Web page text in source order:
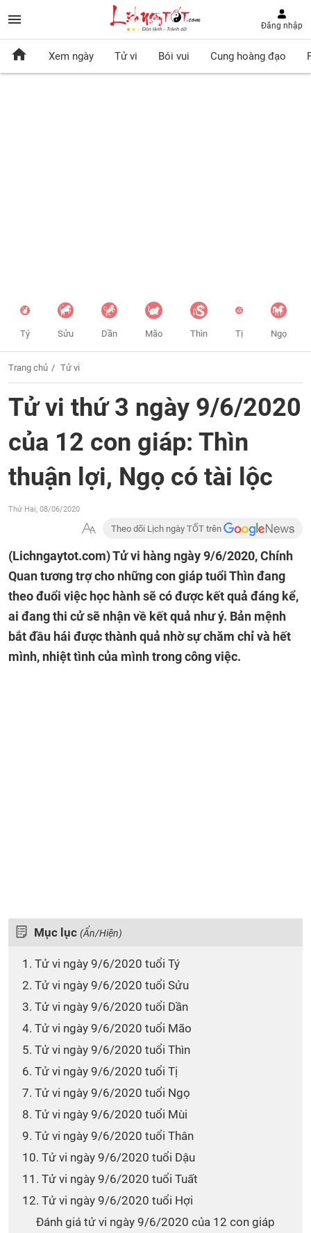
Đăng nhập
Xem ngày Tử vi Bói vui Cung hoàng đạo
Tý Sửu Dần Mão Thìn Tị Ngọ
Trang chủ Tử vi
Tử vi thứ 3 ngày 9/6/2020
của 12 con giáp: Thìn
thuận lợi, Ngọ có tài lộc
Thứ Hai, 08/06/2020
Theo dõi Lịch ngày TỐT trên
(Lichngaytot.com)Tử vi hàng ngày 9/6/2020, Chính
Quan tương trợ cho những con giáp tuổi Thìn đang
theo đuổi việc học hành sẽ có được kết quả đáng kể,
ai đang thi cử sẽ nhận về kết quả như ý. Bản mệnh
bắt đầu hái được thành quả nhờ sự chăm chỉ và hết
mình, nhiệt tình của mình trong công việc.
Mục lục (Ẩn/Hiện)
1. Tử vi ngày 9/6/2020 tuổi Tý
2. Tử vi ngày 9/6/2020 tuổi Sửu
3. Tử vi ngày 9/6/2020 tuổi Dần
4. Tử vi ngày 9/6/2020 tuổi Mão
5. Tử vi ngày 9/6/2020 tuổi Thìn
6. Tử vi ngày 9/6/2020 tuổi Tị
7. Tử vi ngày 9/6/2020 tuổi Ngọ
8. Tử vi ngày 9/6/2020 tuổi Mùi
9. Tử vi ngày 9/6/2020 tuổi Thân
10. Tử vi ngày 9/6/2020 tuổi Dậu
11. Tử vi ngày 9/6/2020 tuổi Tuất
12. Tử vi ngày 9/6/2020 tuổi Hợi
Đánh giá tử vi ngày 9/6/2020 của 12 con giáp